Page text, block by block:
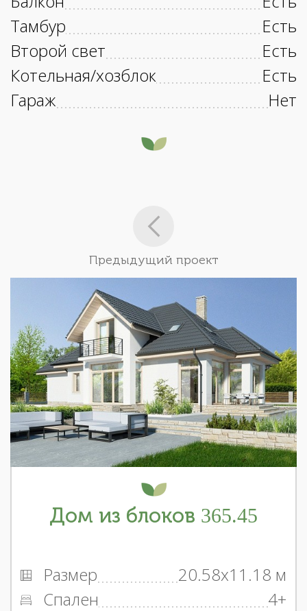
Тамбур
Есть
Второй свет
Есть
Котельная/хозблок
Есть
Гараж
Нет
Предыдущий проект
Дом из блоков 365.45
Размер
20.58x11.18 м
Спален
4+